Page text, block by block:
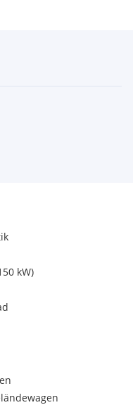
kW)